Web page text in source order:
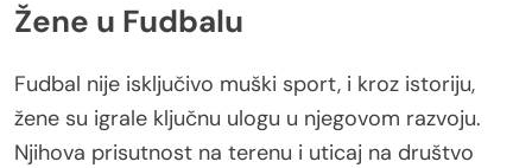
Žene u Fudbalu
Fudbal nije isključivo muški sport, i kroz istoriju,
žene su igrale ključnu ulogu u njegovom razvoju.
Njihova prisutnost na terenu i uticaj na društvo